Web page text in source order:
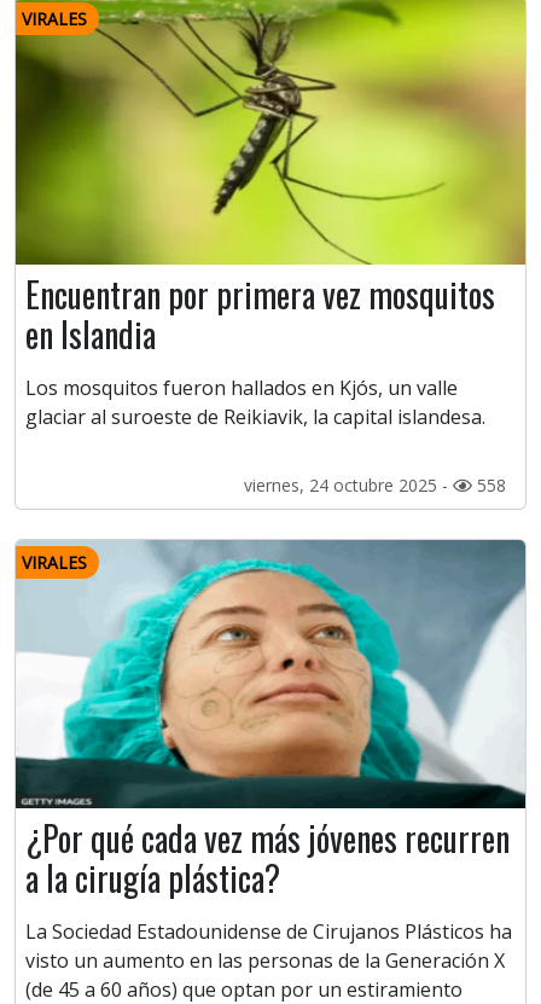
VIRALES
Encuentran por primera vez mosquitos
en Islandia
Los mosquitos fueron hallados en Kjós, un valle
glaciar al suroeste de Reikiavik, la capital islandesa.
viernes, 24 octubre 2025 - 558
VIRALES
¿Por qué cada vez más jóvenes recurren
a la cirugía plástica?
La Sociedad Estadounidense de Cirujanos Plásticos ha
visto un aumento en las personas de la Generación X
(de 45 a 60 años) que optan por un estiramiento